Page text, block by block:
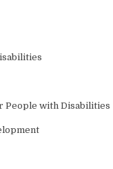
People with Disabilities